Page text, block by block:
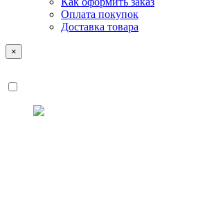
Оплата покупок
Доставка товара
×